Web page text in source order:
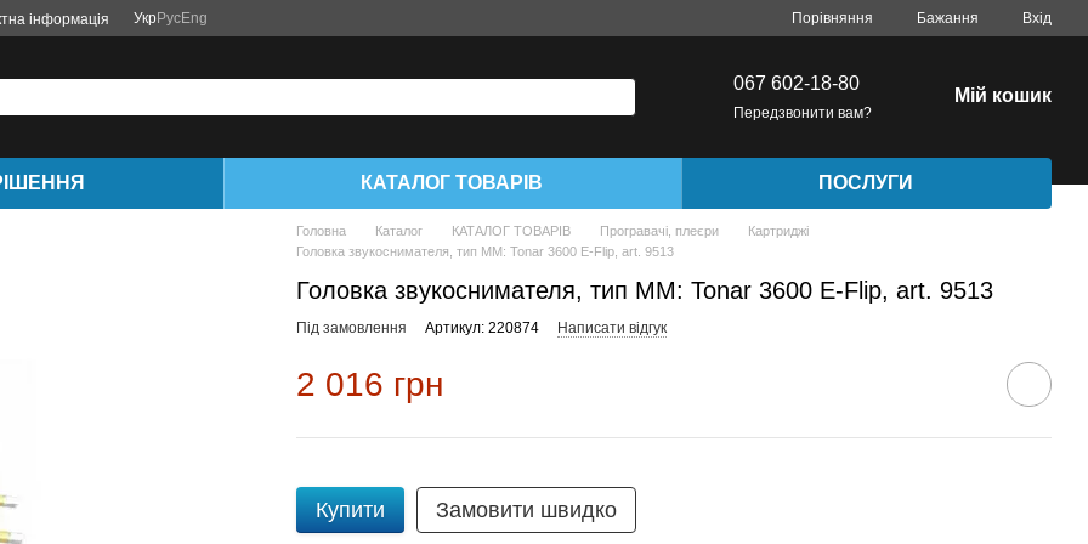
інформація УкрРусEng Порівняння Бажання Вхід
067 602-18-80
Передзвонити вам?
Мій кошик
КАТАЛОГ ТОВАРІВ ПОСЛУГИ
Головна Каталог КАТАЛОГ ТОВАРІВ Програвачі, плеєри
Картриджі
Головка звукоснимателя, тип ММ: Tonar 3600 E-Flip, art. 9513
Головка звукоснимателя, тип ММ: Tonar 3600 E-Flip, art. 9513
Під замовлення Артикул: 220874 Написати відгук
2 016 грн
Купити Замовити швидко